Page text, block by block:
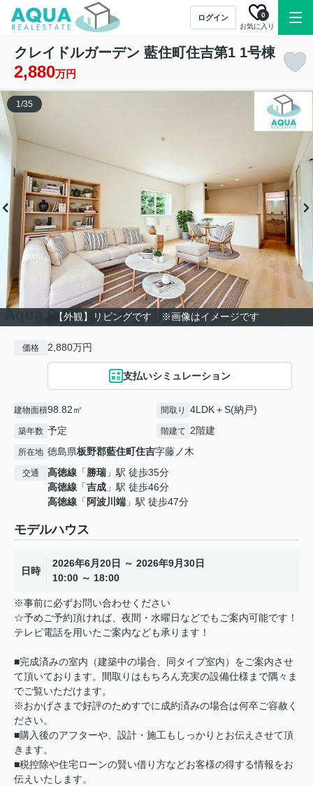
ログイン
お気に入り
0
クレイドルガーデン 藍住町住吉第1 1号棟
2,880万円
【外観】リビングです ※画像はイメージです
1/35
価格 2,880万円
支払いシミュレーション
建物面積98.82㎡ 間取り 4LDK＋S(納戸)
築年数 予定 階建て 2階建
所在地 徳島県板野郡藍住町住吉字藤ノ木
交通 高徳線 「勝瑞 」駅 徒歩35分
高徳線 「吉成 」駅 徒歩46分
高徳線 「 阿波川端 」駅 徒歩47分
モデルハウス
日時
2026年6月20日 ～ 2026年9月30日
10:00 ～ 18:00
※事前に必ずお問い合わせください
☆予めご予約頂ければ、夜間・水曜日などでもご案内可能です！
テレビ電話を用いたご案内なども承ります！
■完成済みの室内（建築中の場合、同タイプ室内）をご案内させ
て頂いております。間取りはもちろん充実の設備仕様まで隅々ま
でご覧いただけます。
※おかげさまで好評のためすでに成約済みの場合は何卒ご容赦く
ださい。
■購入後のアフターや、設計・施工もしっかりとお伝えさせて頂
きます。
■税控除や住宅ローンの賢い借り方などお客様の得する情報をお
伝えいたします。